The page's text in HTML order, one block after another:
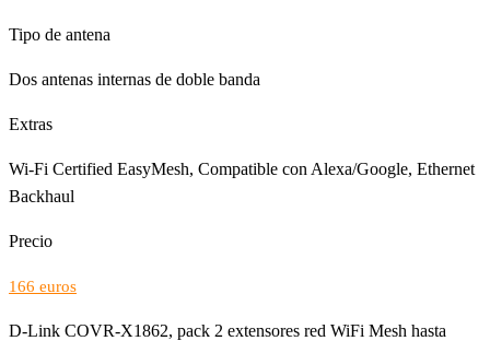
Tipo de antena
Dos antenas internas de doble banda
Extras
Wi-Fi Certified EasyMesh, Compatible con Alexa/Google, Ethernet
Backhaul
Precio
166 euros
D-Link COVR-X1862, pack 2 extensores red WiFi Mesh hasta